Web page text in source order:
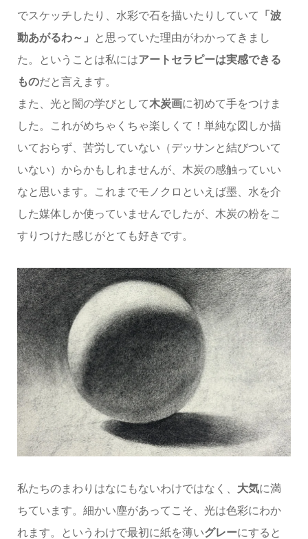
でスケッチしたり、水彩で石を描いたりしていて
「波
動あがるわ～」
と思っていた理由がわかってきまし
た。ということは私にはアートセラピーは実感できる
ものだと言えます。
また、光と闇の学びとして木炭画に初めて手をつけま
した。これがめちゃくちゃ楽しくて！単純な図しか描
いておらず、苦労していない（デッサンと結びついて
いない）からかもしれませんが、木炭の感触っていい
なと思います。これまでモノクロといえば墨、水を介
した媒体しか使っていませんでしたが、木炭の粉をこ
すりつけた感じがとても好きです。
私たちのまわりはなにもないわけではなく、 大気に満
ちています。細かい塵があってこそ、光は色彩にわか
れます。というわけで最初に紙を薄いグレーにすると